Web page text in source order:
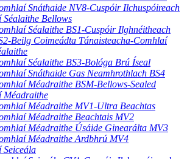
Snáthaide NV8-Cuspóir Ilchuspóireach
Séalaithe Bellows
Séalaithe BS1-Cuspóir Ilghnéitheach
Beilg Coimeádta Tánaisteacha-Comhlaí
Séalaithe BS3-Bológa Brú Íseal
Snáthaide Gas Neamhrothlach BS4
Méadraithe BSM-Bellows-Sealed
Méadraithe
Méadraithe MV1-Ultra Beachtas
Méadraithe Beachtais MV2
Méadraithe Úsáide Ginearálta MV3
Méadraithe Ardbhrú MV4
Seiceála